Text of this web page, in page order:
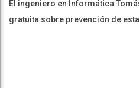
El ingeniero en Informática
gratuita sobre prevención de